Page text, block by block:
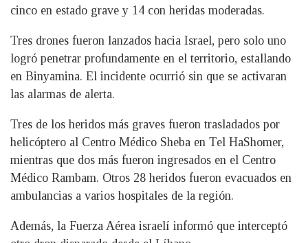
cinco en estado grave y 14 con heridas moderadas.
Tres drones fueron lanzados hacia Israel, pero solo uno
logró penetrar profundamente en el territorio, estallando
en Binyamina. El incidente ocurrió sin que se activaran
las alarmas de alerta.
Tres de los heridos más graves fueron trasladados por
helicóptero al Centro Médico Sheba en Tel HaShomer,
mientras que dos más fueron ingresados en el Centro
Médico Rambam. Otros 28 heridos fueron evacuados en
ambulancias a varios hospitales de la región.
Además, la Fuerza Aérea israelí informó que interceptó